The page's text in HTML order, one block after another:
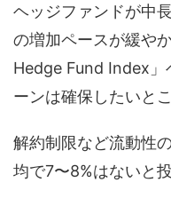
ヘッジファンドが中
の増加ペースが緩や
Hedge Fund Index」
ーンは確保したいとこ
解約制限など流動性
均で7〜8%はないと